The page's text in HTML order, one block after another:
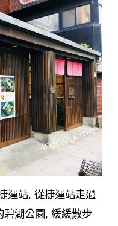
運站, 從捷運站走過
碧湖公園, 緩緩散步